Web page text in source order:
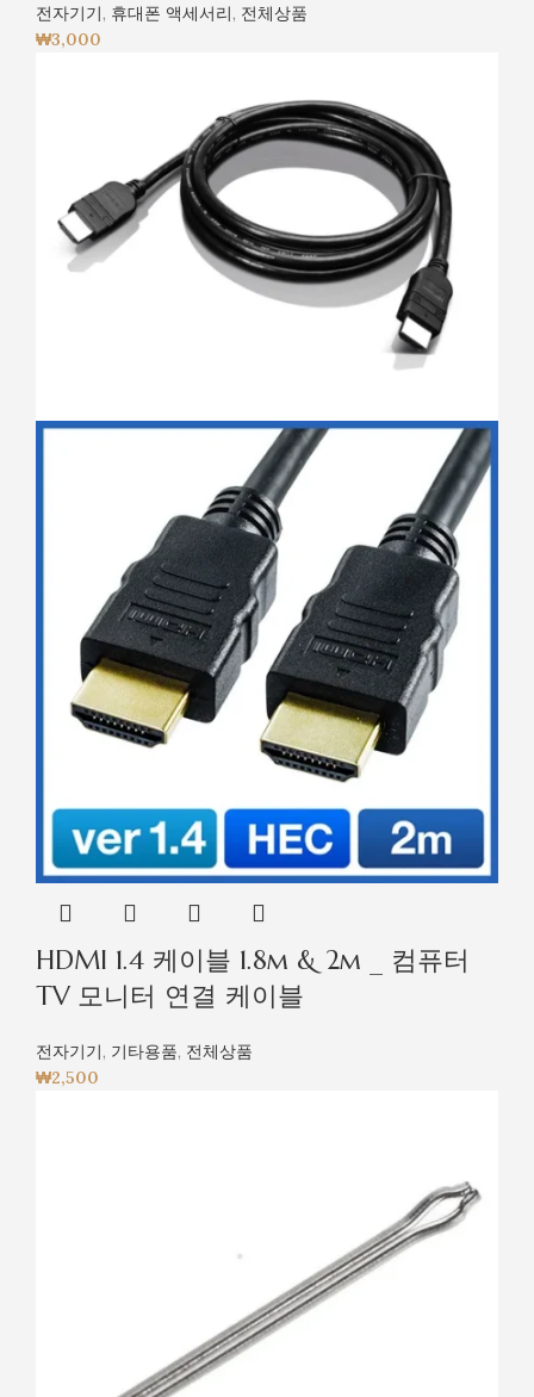
전자기기, 휴대폰 액세서리, 전체상품
₩3,000
HDMI 1.4 케이블 1.8m & 2m _ 컴퓨터
TV 모니터 연결 케이블
전자기기, 기타용품, 전체상품
₩2,500